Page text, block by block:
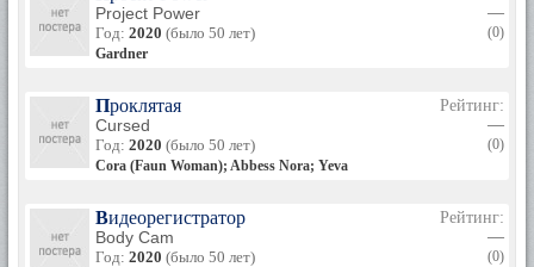
Project Power
Год: 2020 (было 50 лет)
Gardner
—
(0)
Проклятая
Cursed
Год: 2020 (было 50 лет)
Cora (Faun Woman); Abbess Nora; Yeva
Рейтинг:
—
(0)
Видеорегистратор
Body Cam
Год: 2020 (было 50 лет)
Рейтинг:
—
(0)